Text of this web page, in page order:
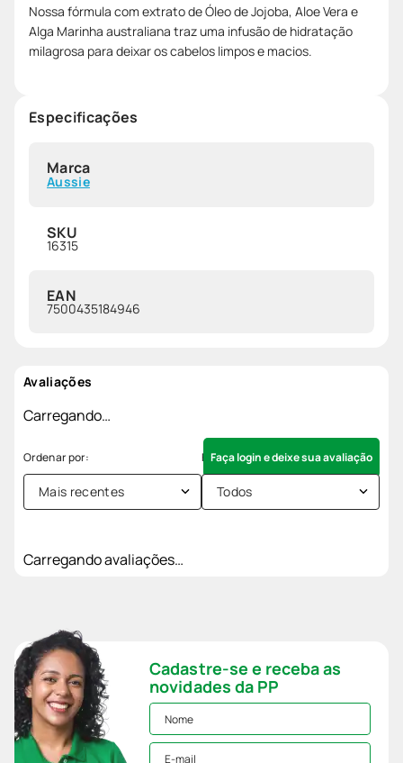
Nossa fórmula com extrato de Óleo de Jojoba, Aloe Vera e
Alga Marinha australiana traz uma infusão de hidratação
milagrosa para deixar os cabelos limpos e macios.
Especificações
Marca
Aussie
SKU
16315
EAN
7500435184946
Avaliações
Carregando…
Faça login e deixe sua avaliação
Mais recentes Todos
Carregando avaliações…
Cadastre-se e receba as
novidades da PP